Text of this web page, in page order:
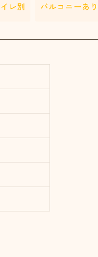
レ別 バルコニーあり